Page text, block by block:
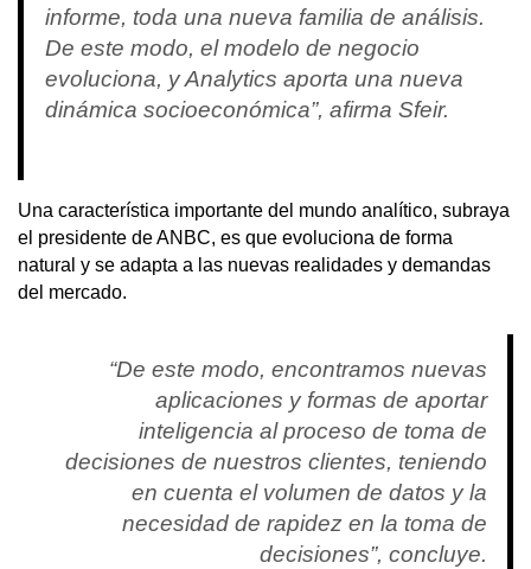
informe, toda una nueva familia de análisis.
De este modo, el modelo de negocio
evoluciona, y Analytics aporta una nueva
dinámica socioeconómica”, afirma Sfeir.
Una característica importante del mundo analítico, subraya
el presidente de ANBC, es que evoluciona de forma
natural y se adapta a las nuevas realidades y demandas
del mercado.
“De este modo, encontramos nuevas
aplicaciones y formas de aportar
inteligencia al proceso de toma de
decisiones de nuestros clientes, teniendo
en cuenta el volumen de datos y la
necesidad de rapidez en la toma de
decisiones”, concluye.